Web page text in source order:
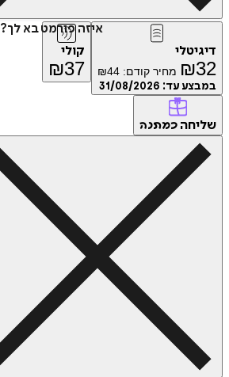
איזה פורמט בא לך?
דיגיטלי
₪32 מחיר קודם: ₪44
במבצע עד: 31/08/2026
קולי
₪37
שליחה כמתנה